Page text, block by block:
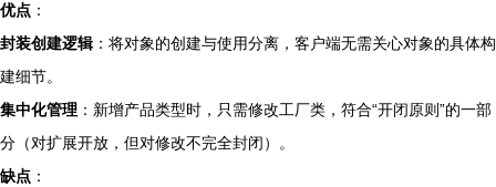
优点 ：
封装创建逻辑 ：将对象的创建与使用分离，客户端无需关心对象的具体构
建细节。
集中化管理 ：新增产品类型时，只需修改工厂类，符合“开闭原则”的一部
分（对扩展开放，但对修改不完全封闭）。
缺点 ：